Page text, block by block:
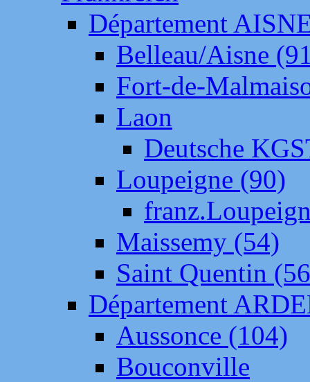
Département
Belleau/Aisne
Fort-de-
Laon
Deutsche
Loupeigne (90)
Maissemy (54)
Saint Quentin
Département
Aussonce (104)
Bouconville